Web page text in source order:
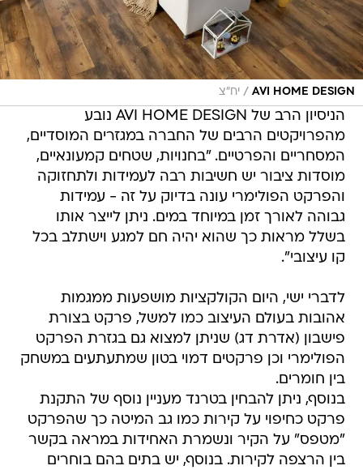
AVI HOME DESIGN
/ יח"צ
הניסיון הרב של AVI HOME DESIGN נובע
מהפרויקטים הרבים של החברה במגזרים המוסדיים,
המסחריים והפרטיים. "בחנויות, שטחים קמעונאיים,
מוסדות ציבור יש חשיבות רבה לעמידות ולתחזוקה
והפרקט הפולימרי עונה בדיוק על זה - עמידות
גבוהה לאורך זמן במיוחד במים. ניתן לייצר אותו
בשלל מראות כך שהוא יהיה חם למגע וישתלב בכל
קו עיצובי".
לדברי ישי, היום הקולקציות מושפעות ממגמות
אהובות בעולם העיצוב כמו למשל, פרקט בצורת
פישבון (אדרת דג) שניתן למצוא גם בגזרת הפרקט
הפולימרי וכן פרקטים דמוי בטון שמתעתעים במשחק
בין חומרים.
בנוסף, ניתן להבחין בטרנד מעניין נוסף של התקנת
פרקט כחיפוי על קירות כמו גב המיטה כך שהפרקט
"מטפס" על הקיר ונשמרת האחידות במראה בקשר
בין הרצפה לקירות. בנוסף, יש בתים בהם בוחרים